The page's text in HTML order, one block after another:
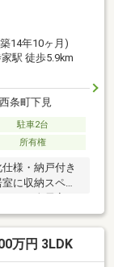
14年10ヶ月)
家駅 徒歩5.9km
条町下見
駐車2台
所有権
様・納戸付き
に収納スペー
す・全居室フ
分で通勤・通学
ンビニがあ
い探しをお手
い合わせくださ
万円 3LDK